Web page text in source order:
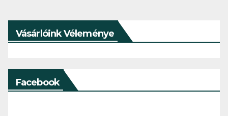
Vásárlóink Véleménye
Facebook